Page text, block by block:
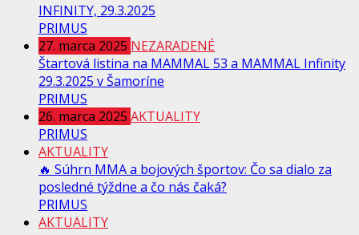
INFINITY, 29.3.2025
PRIMUS
27. marca 2025 NEZARADENÉ
Štartová listina na MAMMAL 53 a MAMMAL Infinity
29.3.2025 v Šamoríne
PRIMUS
26. marca 2025 AKTUALITY
PRIMUS
AKTUALITY
🔥 Súhrn MMA a bojových športov: Čo sa dialo za
posledné týždne a čo nás čaká?
PRIMUS
AKTUALITY